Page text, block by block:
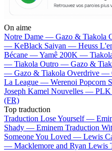
On aime
Notre Dame — Gazo & Tiakola
— KeBlack Saiyan — Heuss
Bécane —Yamê 200K —
— Tiakola Outro — Gazo &
— Gazo & Tiakola Overdrive —
La League — Werenoi Popcorn
Joseph Kamel Nouvelles — PLK
(FR)
Top traduction
Traduction Lose Yourself —
Shady — Eminem Traduction
Someone You Loved — Lewis
— Macklemore and Ryan Lewis